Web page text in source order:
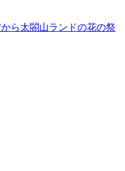
から太閤山ランドの花の祭